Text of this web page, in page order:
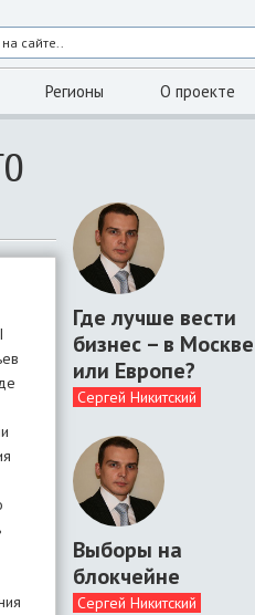
Регионы О проекте
Где лучше вести
бизнес – в Москве
или Европе?
Сергей Никитский
Выборы на
блокчейне
Сергей Никитский